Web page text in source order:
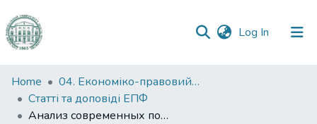
Log In (current)
Communities
&
Collections
Home
04. Економіко-правовий факультет
Статті та доповіді ЕПФ
Анализ современных подходов к социальной ответственности бизнеса: возможности применения в Украине